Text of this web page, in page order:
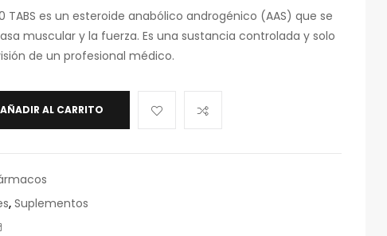
TABS es un esteroide anabólico androgénico (AAS) que se
muscular y la fuerza. Es una sustancia controlada y solo
de un profesional médico.
AÑADIR AL CARRITO
, Suplementos
Correo